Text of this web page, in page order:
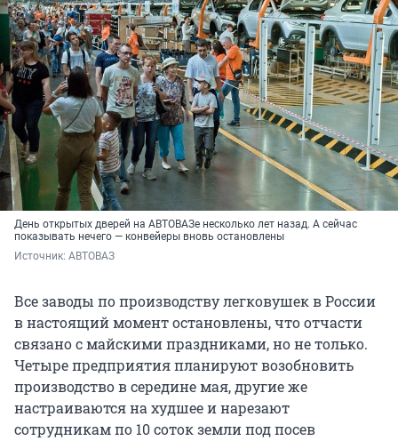
День открытых дверей на АВТОВАЗе несколько лет назад. А сейчас
показывать нечего — конвейеры вновь остановлены
Источник: АВТОВАЗ
Все заводы по производству легковушек в России
в настоящий момент остановлены, что отчасти
связано с майскими праздниками, но не только.
Четыре предприятия планируют возобновить
производство в середине мая, другие же
настраиваются на худшее и нарезают
сотрудникам по 10 соток земли под посев